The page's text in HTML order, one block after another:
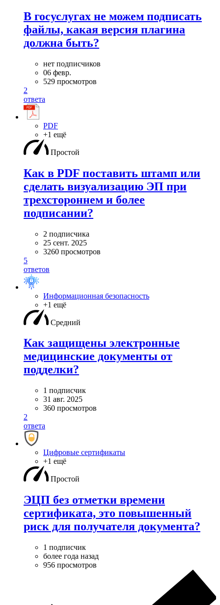
В госуслугах не можем подписать
файлы, какая версия плагина
должна быть?
нет подписчиков
06 февр.
529 просмотров
2
ответа
PDF
+1 ещё
Простой
Как в PDF поставить штамп или
сделать визуализацию ЭП при
трехстороннем и более
подписании?
2 подписчика
25 сент. 2025
3260 просмотров
5
ответов
Информационная безопасность
+1 ещё
Средний
Как защищены электронные
медицинские документы от
подделки?
1 подписчик
31 авг. 2025
360 просмотров
2
ответа
Цифровые сертификаты
+1 ещё
Простой
ЭЦП без отметки времени
сертификата, это повышенный
риск для получателя документа?
1 подписчик
более года назад
956 просмотров